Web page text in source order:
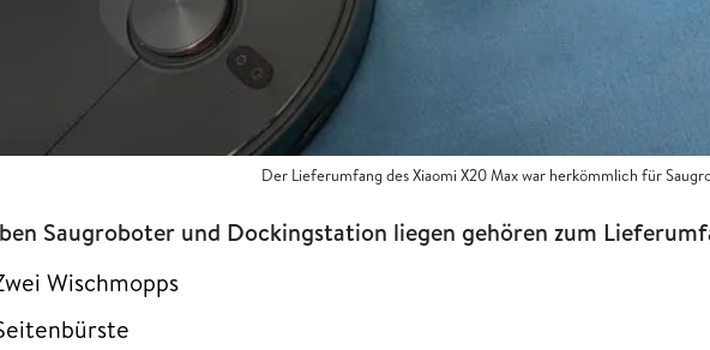
Der Lieferumfang des Xiaomi X20 Max war herkömmlich für
Saugroboter und Dockingstation liegen gehören zum
Wischmopps